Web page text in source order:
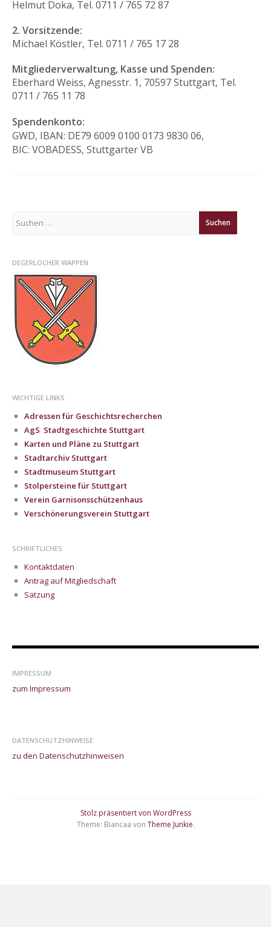
Helmut Doka, Tel. 0711 / 765 72 87
2. Vorsitzende:
Michael Köstler, Tel. 0711 / 765 17 28
Mitgliederverwaltung, Kasse und Spenden:
Eberhard Weiss, Agnesstr. 1, 70597 Stuttgart, Tel.
0711 / 765 11 78
Spendenkonto:
GWD, IBAN: DE79 6009 0100 0173 9830 06,
BIC: VOBADESS, Stuttgarter VB
nach:
DEGERLOCHER WAPPEN
WICHTIGE LINKS
Adressen für Geschichtsrecherchen
AgS Stadtgeschichte Stuttgart
Karten und Pläne zu Stuttgart
Stadtarchiv Stuttgart
Stadtmuseum Stuttgart
Stolpersteine für Stuttgart
Verein Garnisonsschützenhaus
Verschönerungsverein Stuttgart
SCHRIFTLICHES
Kontaktdaten
Antrag auf Mitgliedschaft
Satzung
IMPRESSUM
zum Impressum
DATENSCHUTZHINWEISE
zu den Datenschutzhinweisen
Stolz präsentiert von WordPress
Theme: Biancaa von Theme Junkie.